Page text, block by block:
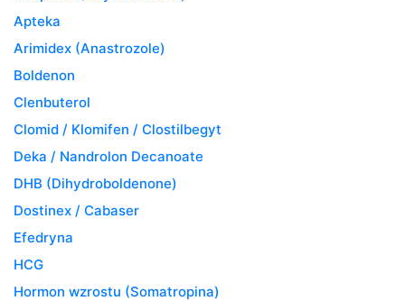
Apteka
Arimidex (Anastrozole)
Boldenon
Clenbuterol
Clomid / Klomifen / Clostilbegyt
Deka / Nandrolon Decanoate
DHB (Dihydroboldenone)
Dostinex / Cabaser
Efedryna
HCG
Hormon wzrostu (Somatropina)